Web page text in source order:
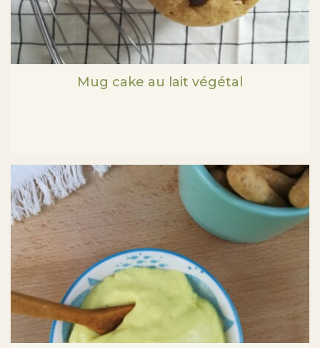
Mug cake au lait végétal